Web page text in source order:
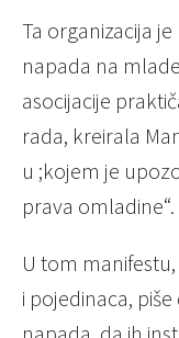
Ta organizacija
napada na
asocijacije
rada, kreirala
u ;kojem je
prava omladine“.
U tom
i pojedinaca,